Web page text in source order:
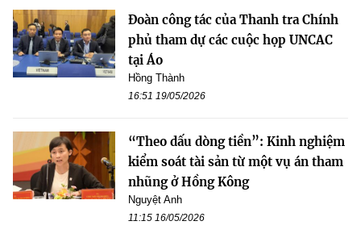
Đoàn công tác của Thanh tra Chính
phủ tham dự các cuộc họp UNCAC
tại Áo
Hồng Thành
16:51 19/05/2026
“Theo dấu dòng tiền”: Kinh nghiệm
kiểm soát tài sản từ một vụ án tham
nhũng ở Hồng Kông
Nguyệt Anh
11:15 16/05/2026